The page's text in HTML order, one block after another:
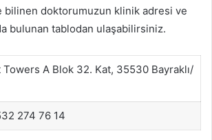
doktorumuzun klinik adresi ve
bulunan tablodan ulaşabilirsiniz.
Towers A Blok 32. Kat, 35530 Bayraklı/
274 76 14